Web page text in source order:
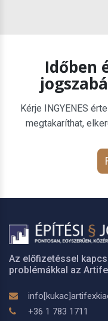
Időben
Kérje INGYENES
megtakaríthat,
Az előfizetéssel
problémákkal az
+36 1 783 1711